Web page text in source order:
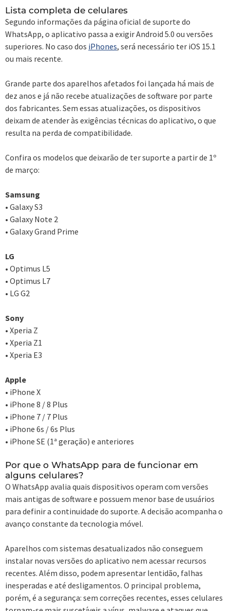
Lista completa de celulares
Segundo informações da página oficial de suporte do
WhatsApp, o aplicativo passa a exigir Android 5.0 ou versões
superiores. No caso dos iPhones, será necessário ter iOS 15.1
ou mais recente.
Grande parte dos aparelhos afetados foi lançada há mais de
dez anos e já não recebe atualizações de software por parte
dos fabricantes. Sem essas atualizações, os dispositivos
deixam de atender às exigências técnicas do aplicativo, o que
resulta na perda de compatibilidade.
Confira os modelos que deixarão de ter suporte a partir de 1º
de março:
Samsung
• Galaxy S3
• Galaxy Note 2
• Galaxy Grand Prime
LG
• Optimus L5
• Optimus L7
• LG G2
Sony
• Xperia Z
• Xperia Z1
• Xperia E3
Apple
• iPhone X
• iPhone 8 / 8 Plus
• iPhone 7 / 7 Plus
• iPhone 6s / 6s Plus
• iPhone SE (1ª geração) e anteriores
Por que o WhatsApp para de funcionar em
alguns celulares?
O WhatsApp avalia quais dispositivos operam com versões
mais antigas de software e possuem menor base de usuários
para definir a continuidade do suporte. A decisão acompanha o
avanço constante da tecnologia móvel.
Aparelhos com sistemas desatualizados não conseguem
instalar novas versões do aplicativo nem acessar recursos
recentes. Além disso, podem apresentar lentidão, falhas
inesperadas e até desligamentos. O principal problema,
porém, é a segurança: sem correções recentes, esses celulares